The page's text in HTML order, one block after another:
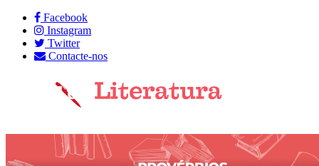
Facebook
Instagram
Twitter
Contacte-nos